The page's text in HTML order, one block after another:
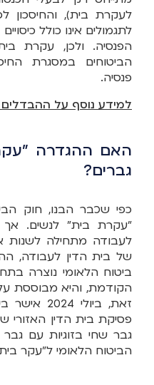
לעקרת בית), והחיסכון
לתגמולים אינו כולל
הפנסיה. ולכן, עקרת
הביטוחים במסגרת
פנסיה.
למידע נוסף על ההבדלים
האם ההגדרה
גברים?
כפי שכבר הבנו, חוק
"עקרת בית" לנשים. אך
לעבודה מתחילה לשנות
של בית הדין לעבודה,
הקודמת, והיא מבוססת
זאת,
פסיקת בית הדין האזורי
גבר שחי בזוגיות עם
הביטוח הלאומי ל"עקר